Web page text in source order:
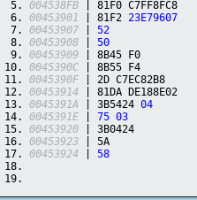
004538FB | 81F0 C7FF8FC8
00453901 | 81F2 23E79607
00453907 | 52
00453908 | 50
00453909 | 8B45 F0
0045390C | 8B55 F4
0045390F | 2D C7EC82B8
00453914 | 81DA DE188E02
0045391A | 3B5424 04
0045391E | 75 03
00453920 | 3B0424
00453923 | 5A
00453924
58